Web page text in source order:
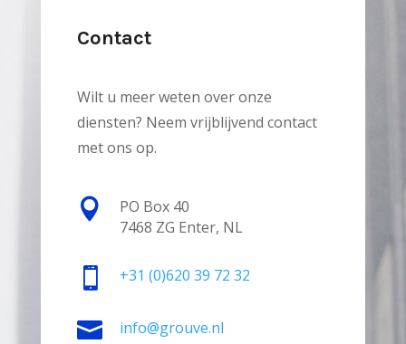
Contact
Wilt u meer weten over onze
diensten? Neem vrijblijvend contact
met ons op.

PO Box 40
7468 ZG Enter, NL
 +31 (0)620 39 72 32
 info@grouve.nl